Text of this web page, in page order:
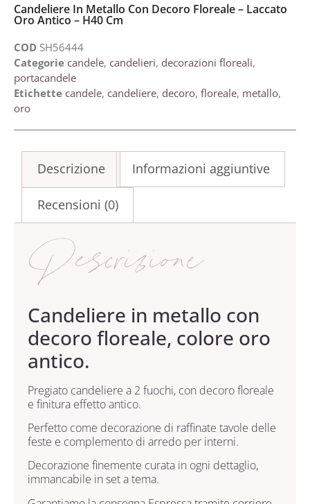
Candeliere In Metallo Con Decoro Floreale – Laccato
Oro Antico – H40 Cm
COD SH56444
Categorie candele, candelieri, decorazioni floreali,
portacandele
Etichette candele, candeliere, decoro, floreale, metallo,
oro
Descrizione Informazioni aggiuntive
Recensioni (0)
Descrizione
Candeliere in metallo con
decoro floreale, colore oro
antico.
Pregiato candeliere a 2 fuochi, con decoro floreale
e finitura effetto antico.
Perfetto come decorazione di raffinate tavole delle
feste e complemento di arredo per interni.
Decorazione finemente curata in ogni dettaglio,
immancabile in set a tema.